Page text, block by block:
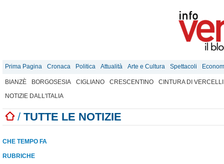
Prima Pagina Cronaca Politica Attualità Arte e Cultura Spettacoli
BIANZÈ BORGOSESIA CIGLIANO CRESCENTINO
CINTURA DI VERCELLI
NOTIZIE DALL'ITALIA
/ TUTTE LE NOTIZIE
CHE TEMPO FA
RUBRICHE